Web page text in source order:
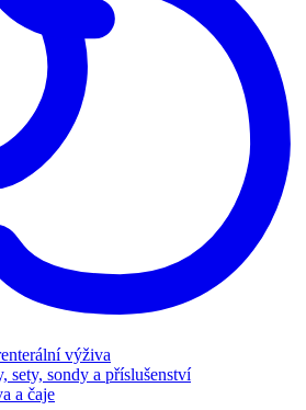
výživa
sety, sondy a příslušenství
a čaje